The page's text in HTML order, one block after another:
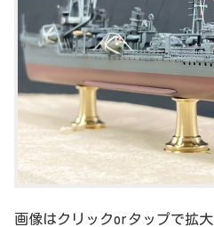
画像はクリックorタップで拡大